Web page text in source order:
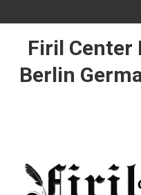
Firil Center
Berlin